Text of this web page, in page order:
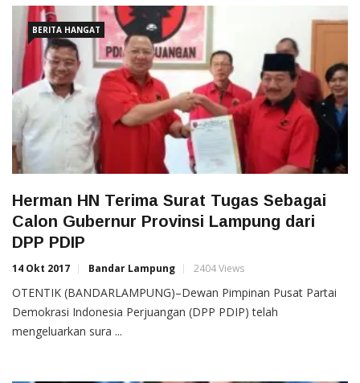
BERITA HANGAT
Herman HN Terima Surat Tugas Sebagai
Calon Gubernur Provinsi Lampung dari
DPP PDIP
14 Okt 2017 Bandar Lampung 2404 Views
OTENTIK (BANDARLAMPUNG)–Dewan Pimpinan Pusat Partai
Demokrasi Indonesia Perjuangan (DPP PDIP) telah
mengeluarkan sura ...